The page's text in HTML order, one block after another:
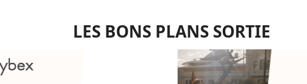
LES BONS PLANS SORTIE